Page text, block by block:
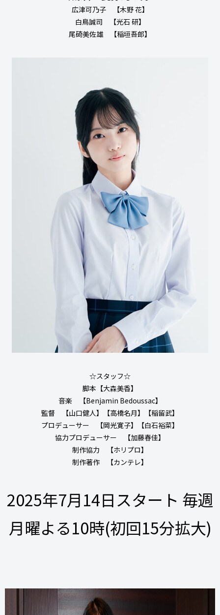
広津可乃子 【木野 花】
白鳥誠司 【光石 研】
尾碕美佐雄 【稲垣吾郎】
☆スタッフ☆
脚本【⼤森美⾹】
音楽 【Benjamin Bedoussac】
監督 【山口健人】【高橋名月】【稲留武】
プロデューサー 【岡光寛子】【白石裕菜】
協力プロデューサー 【加藤春佳】
制作協力 【ホリプロ】
制作著作 【カンテレ】
2025年7月14日スタート 毎週
月曜よる10時(初回15分拡大)